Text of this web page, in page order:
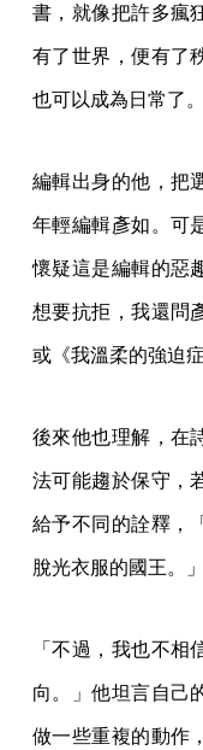
書，就像把許多瘋
有了世界，便有了
也可以成為日常了。
編輯出身的他，把
年輕編輯彥如。可
懷疑這是編輯的惡
想要抗拒，我還問
或《我溫柔的強迫
後來他也理解，在
法可能趨於保守，
給予不同的詮釋，
脫光衣服的國王。」
「不過，我也不
向。」他坦言自己
做一些重複的動作